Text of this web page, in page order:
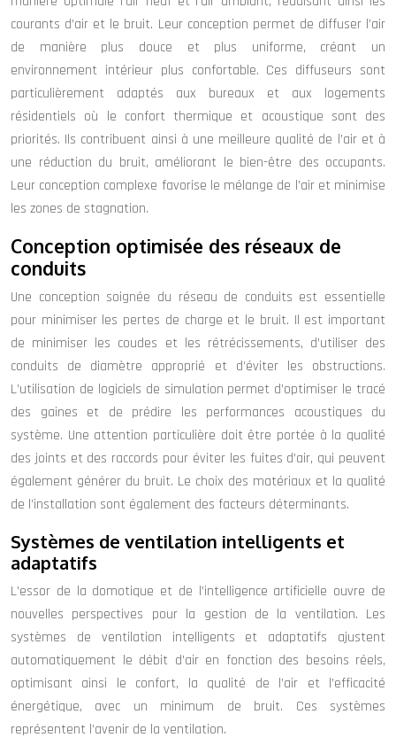
courants d’air et le bruit. Leur conception permet de diffuser l’air
de manière plus douce et plus uniforme, créant un
environnement intérieur plus confortable. Ces diffuseurs sont
particulièrement adaptés aux bureaux et aux logements
résidentiels où le confort thermique et acoustique sont des
priorités. Ils contribuent ainsi à une meilleure qualité de l’air et à
une réduction du bruit, améliorant le bien-être des occupants.
Leur conception complexe favorise le mélange de l’air et minimise
les zones de stagnation.
Conception optimisée des réseaux de
conduits
Une conception soignée du réseau de conduits est essentielle
pour minimiser les pertes de charge et le bruit. Il est important
de minimiser les coudes et les rétrécissements, d’utiliser des
conduits de diamètre approprié et d’éviter les obstructions.
L’utilisation de logiciels de simulation permet d’optimiser le tracé
des gaines et de prédire les performances acoustiques du
système. Une attention particulière doit être portée à la qualité
des joints et des raccords pour éviter les fuites d’air, qui peuvent
également générer du bruit. Le choix des matériaux et la qualité
de l’installation sont également des facteurs déterminants.
Systèmes de ventilation intelligents et
adaptatifs
L’essor de la domotique et de l’intelligence artificielle ouvre de
nouvelles perspectives pour la gestion de la ventilation. Les
systèmes de ventilation intelligents et adaptatifs ajustent
automatiquement le débit d’air en fonction des besoins réels,
optimisant ainsi le confort, la qualité de l’air et l’efficacité
énergétique, avec un minimum de bruit. Ces systèmes
représentent l’avenir de la ventilation.